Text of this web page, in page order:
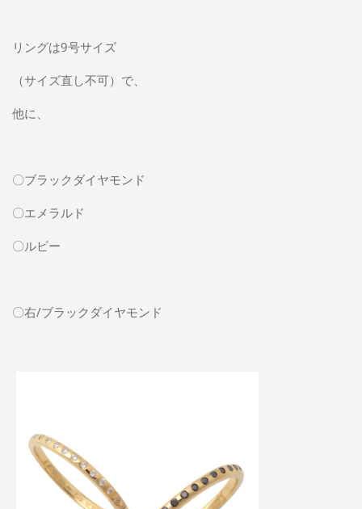
リングは9号サイズ
（サイズ直し不可）で、
他に、
〇ブラックダイヤモンド
〇エメラルド
〇ルビー
〇右/ブラックダイヤモンド